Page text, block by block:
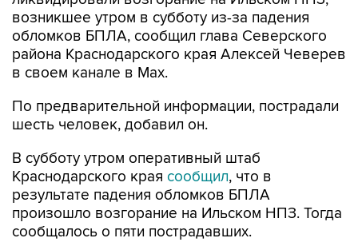
возникшее утром в субботу из-за падения
обломков БПЛА, сообщил глава Северского
района Краснодарского края Алексей Чеверев
в своем канале в Max.
По предварительной информации, пострадали
шесть человек, добавил он.
В субботу утром оперативный штаб
Краснодарского края сообщил, что в
результате падения обломков БПЛА
произошло возгорание на Ильском НПЗ. Тогда
сообщалось о пяти пострадавших.